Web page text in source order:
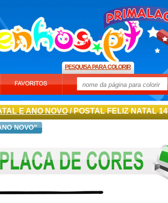
PESQUISA PARA COLORIR
E ANO NOVO/ POSTAL FELIZ NATAL 14
NOVO"